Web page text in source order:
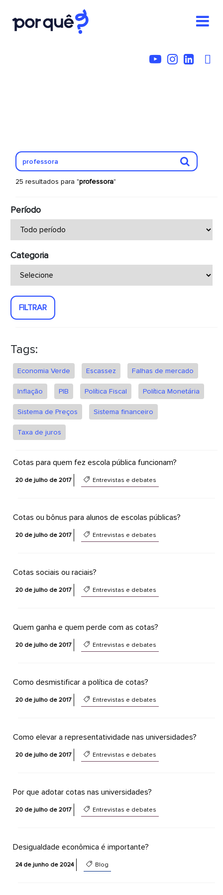
25 resultados para "professora"
Período
Categoria
FILTRAR
Tags:
Economia Verde Escassez Falhas de mercado
Inflação PIB Política Fiscal Política Monetária
Sistema de Preços Sistema financeiro
Taxa de juros
Cotas para quem fez escola pública funcionam?
20 de julho de 2017 Entrevistas e debates
Cotas ou bônus para alunos de escolas públicas?
20 de julho de 2017 Entrevistas e debates
Cotas sociais ou raciais?
20 de julho de 2017 Entrevistas e debates
Quem ganha e quem perde com as cotas?
20 de julho de 2017 Entrevistas e debates
Como desmistificar a política de cotas?
20 de julho de 2017 Entrevistas e debates
Como elevar a representatividade nas universidades?
20 de julho de 2017 Entrevistas e debates
Por que adotar cotas nas universidades?
20 de julho de 2017 Entrevistas e debates
Desigualdade econômica é importante?
24 de junho de 2024 Blog